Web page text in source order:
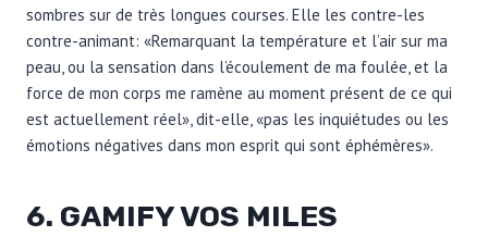
sombres sur de très longues courses. Elle les contre-les
contre-animant: «Remarquant la température et l’air sur ma
peau, ou la sensation dans l’écoulement de ma foulée, et la
force de mon corps me ramène au moment présent de ce qui
est actuellement réel», dit-elle, «pas les inquiétudes ou les
émotions négatives dans mon esprit qui sont éphémères».
6. GAMIFY VOS MILES